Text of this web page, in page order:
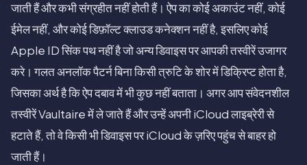
जाती हैं और कभी संग्रहीत नहीं होती हैं। ऐप का कोई अकाउंट नहीं, कोई
ईमेल नहीं, और कोई डिफ़ॉल्ट क्लाउड कनेक्शन नहीं है, इसलिए कोई
Apple ID सिंक पथ नहीं है जो अन्य डिवाइस पर आपकी तस्वीरें उजागर
करे। गलत अनलॉक पैटर्न बिना किसी त्रुटि के शोर में डिक्रिप्ट होता है,
जिसका अर्थ है कि ऐप दबाव में भी कुछ नहीं बताता। अगर आप संवेदनशील
तस्वीरें Vaultaire में ले जाते हैं और उन्हें अपनी iCloud लाइब्रेरी से
हटाते हैं, तो वे किसी भी डिवाइस पर iCloud के ज़रिए पहुंच से बाहर हो
जाती हैं।